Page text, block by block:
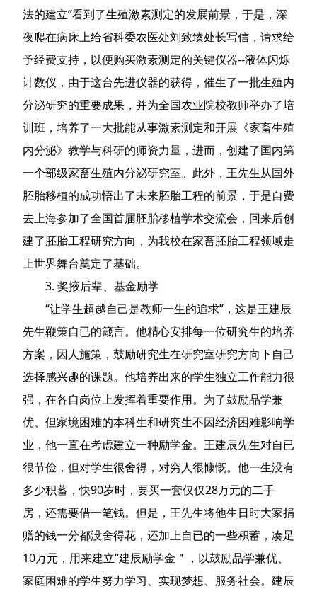
法的建立”看到了生殖激素测定的发展前景，于是，深
夜爬在病床上给省科委农医处刘致臻处长写信，请求给
予经费支持，以便购买激素测定的关键仪器--液体闪烁
计数仪，由于这台先进仪器的获得，催生了一批生殖内
分泌研究的重要成果，并为全国农业院校教师举办了培
训班，培养了一大批能从事激素测定和开展《家畜生殖
内分泌》教学与科研的师资力量，进而，创建了国内第
一个部级家畜生殖内分泌研究室。此外，王先生从国外
胚胎移植的成功悟出了未来胚胎工程的前景，于是自费
去上海参加了全国首届胚胎移植学术交流会，回来后创
建了胚胎工程研究方向，为我校在家畜胚胎工程领域走
上世界舞台奠定了基础。
3. 奖掖后辈、基金励学
“让学生超越自己是教师一生的追求”，这是王建辰
先生鞭策自已的箴言。他精心安排每一位研究生的培养
方案，因人施策，鼓励研究生在研究室研究方向下自己
选择感兴趣的课题。他培养出来的学生独立工作能力很
强，在各自岗位上发挥着重要作用。为了鼓励品学兼
优、但家境困难的本科生和研究生不因经济困难影响学
业，他一直在考虑建立一种励学金。王建辰先生对自已
很节俭，但对学生很舍得，对穷人很慷慨。他一生没有
多少积蓄，快90岁时，要买一套仅仅28万元的二手
房，还需要借一笔钱。但是，王先生将他生日时大家捐
赠的钱一分都没舍得花，还加上自已的一些积蓄，凑足
10万元，用来建立“建辰励学金＂，以鼓励品学兼优、
家庭困难的学生努力学习、实现梦想、服务社会。建辰